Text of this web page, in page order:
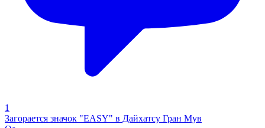
1
Загорается значок "EASY" в Дайхатсу Гран Мув